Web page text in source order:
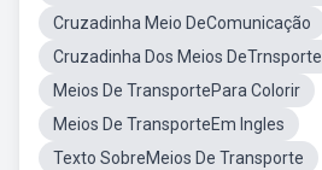
Cruzadinha Meio DeComunicação
Cruzadinha Dos Meios DeTrnsporte
Meios De TransportePara Colorir
Meios De TransporteEm Ingles
Texto SobreMeios De Transporte